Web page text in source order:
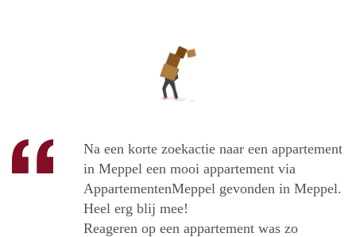
Na een korte zoekactie naar een appartement
in Meppel een mooi appartement via
AppartementenMeppel gevonden in Meppel.
Heel erg blij mee!
Reageren op een appartement was zo